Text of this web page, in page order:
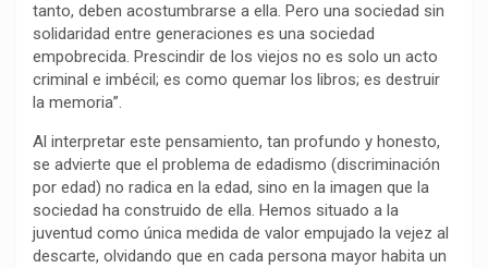
tanto, deben acostumbrarse a ella. Pero una sociedad sin
solidaridad entre generaciones es una sociedad
empobrecida. Prescindir de los viejos no es solo un acto
criminal e imbécil; es como quemar los libros; es destruir
la memoria”.
Al interpretar este pensamiento, tan profundo y honesto,
se advierte que el problema de edadismo (discriminación
por edad) no radica en la edad, sino en la imagen que la
sociedad ha construido de ella. Hemos situado a la
juventud como única medida de valor empujado la vejez al
descarte, olvidando que en cada persona mayor habita un